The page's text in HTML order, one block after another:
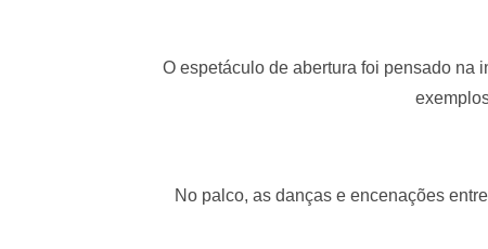
O espetáculo de abertura foi pensado na
No palco, as danças e encenações